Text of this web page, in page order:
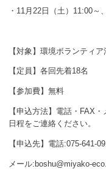
・11月22日（土）11:00～
【対象】環境ボランティ
【定員】各回先着18名
【参加費】無料
【申込方法】電話・FAX
日程をご連絡ください。
【申込先】電話:075-641-
メール:boshu@miyako-